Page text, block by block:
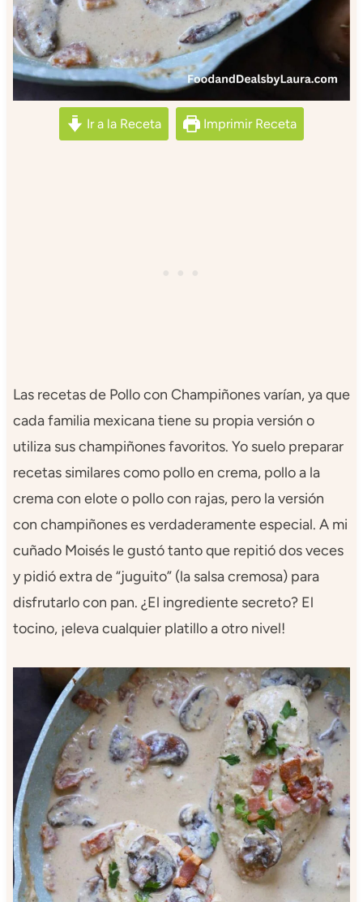
Ir a la Receta Imprimir Receta
Las recetas de Pollo con Champiñones varían, ya que
cada familia mexicana tiene su propia versión o
utiliza sus champiñones favoritos. Yo suelo preparar
recetas similares como pollo en crema, pollo a la
crema con elote o pollo con rajas, pero la versión
con champiñones es verdaderamente especial. A mi
cuñado Moisés le gustó tanto que repitió dos veces
y pidió extra de “juguito” (la salsa cremosa) para
disfrutarlo con pan. ¿El ingrediente secreto? El
tocino, ¡eleva cualquier platillo a otro nivel!